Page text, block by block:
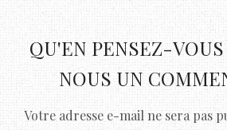
QU'EN PENSEZ-
NOUS UN
Votre adresse e-mail ne sera pas